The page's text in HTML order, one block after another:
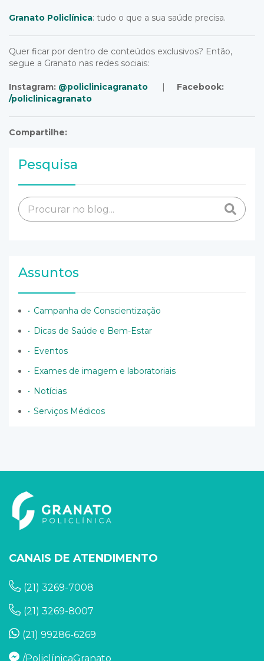
Granato Policlínica: tudo o que a sua saúde precisa.
Quer ficar por dentro de conteúdos exclusivos? Então,
segue a Granato nas redes sociais:
Instagram: @policlinicagranato | Facebook:
/policlinicagranato
Compartilhe:
Pesquisa
Assuntos
Campanha de Conscientização
Dicas de Saúde e Bem-Estar
Eventos
Exames de imagem e laboratoriais
Notícias
Serviços Médicos
CANAIS DE ATENDIMENTO
(21) 3269-7008
(21) 3269-8007
(21) 99286-6269
/PoliclínicaGranato